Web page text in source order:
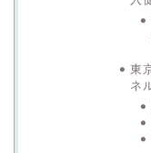
東
ネ